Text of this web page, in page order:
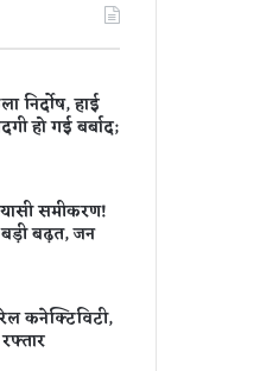
हाई
हो गई बर्बाद;
समीकरण!
बढ़त, जन
कनेक्टिविटी,